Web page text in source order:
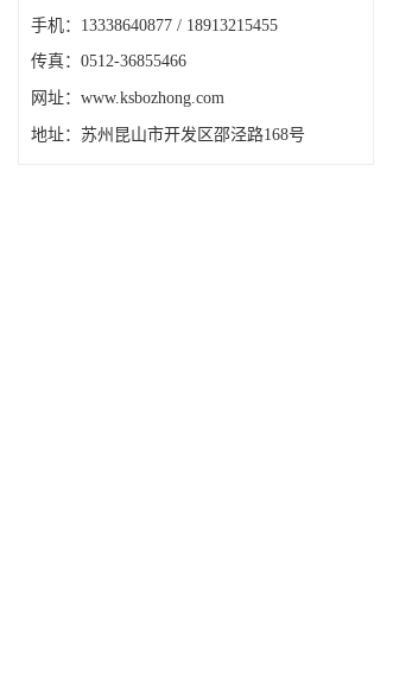
手机：13338640877 / 18913215455
传真：0512-36855466
网址： www.ksbozhong.com
地址：苏州 昆山市开发区邵泾路168号